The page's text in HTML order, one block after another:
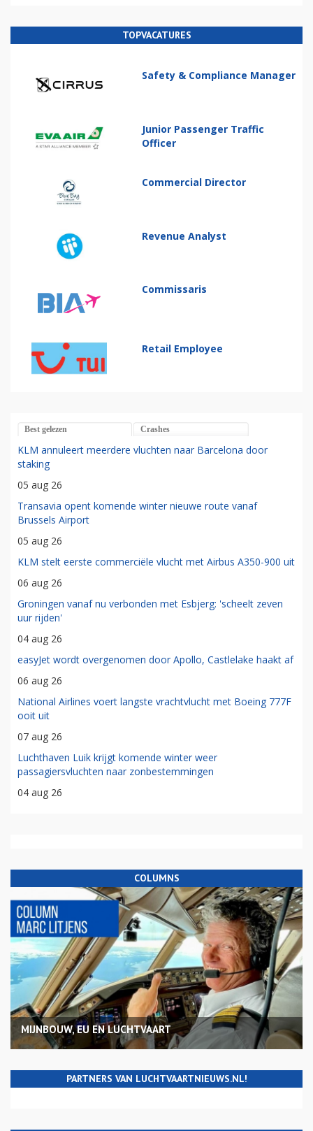
TOPVACATURES
Safety & Compliance Manager
Junior Passenger Traffic
Officer
Commercial Director
Revenue Analyst
Commissaris
Retail Employee
Best gelezen Crashes
KLM annuleert meerdere vluchten naar Barcelona door
staking
05 aug 26
Transavia opent komende winter nieuwe route vanaf
Brussels Airport
05 aug 26
KLM stelt eerste commerciële vlucht met Airbus A350-900 uit
06 aug 26
Groningen vanaf nu verbonden met Esbjerg: 'scheelt zeven
uur rijden'
04 aug 26
easyJet wordt overgenomen door Apollo, Castlelake haakt af
06 aug 26
National Airlines voert langste vrachtvlucht met Boeing 777F
ooit uit
07 aug 26
Luchthaven Luik krijgt komende winter weer
passagiersvluchten naar zonbestemmingen
04 aug 26
COLUMNS
MIJNBOUW, EU EN LUCHTVAART
PARTNERS VAN LUCHTVAARTNIEUWS.NL!